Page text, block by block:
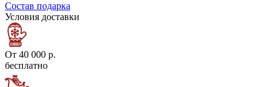
Состав подарка
Условия доставки
От 40 000 р.
бесплатно